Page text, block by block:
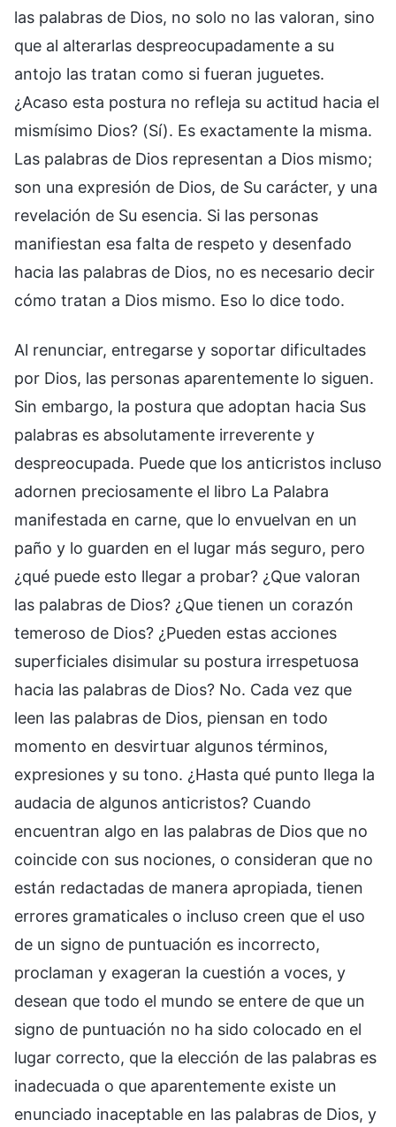
las palabras de Dios, no solo no las valoran, sino
que al alterarlas despreocupadamente a su
antojo las tratan como si fueran juguetes.
¿Acaso esta postura no refleja su actitud hacia el
mismísimo Dios? (Sí). Es exactamente la misma.
Las palabras de Dios representan a Dios mismo;
son una expresión de Dios, de Su carácter, y una
revelación de Su esencia. Si las personas
manifiestan esa falta de respeto y desenfado
hacia las palabras de Dios, no es necesario decir
cómo tratan a Dios mismo. Eso lo dice todo.
Al renunciar, entregarse y soportar dificultades
por Dios, las personas aparentemente lo siguen.
Sin embargo, la postura que adoptan hacia Sus
palabras es absolutamente irreverente y
despreocupada. Puede que los anticristos incluso
adornen preciosamente el libro La Palabra
manifestada en carne, que lo envuelvan en un
paño y lo guarden en el lugar más seguro, pero
¿qué puede esto llegar a probar? ¿Que valoran
las palabras de Dios? ¿Que tienen un corazón
temeroso de Dios? ¿Pueden estas acciones
superficiales disimular su postura irrespetuosa
hacia las palabras de Dios? No. Cada vez que
leen las palabras de Dios, piensan en todo
momento en desvirtuar algunos términos,
expresiones y su tono. ¿Hasta qué punto llega la
audacia de algunos anticristos? Cuando
encuentran algo en las palabras de Dios que no
coincide con sus nociones, o consideran que no
están redactadas de manera apropiada, tienen
errores gramaticales o incluso creen que el uso
de un signo de puntuación es incorrecto,
proclaman y exageran la cuestión a voces, y
desean que todo el mundo se entere de que un
signo de puntuación no ha sido colocado en el
lugar correcto, que la elección de las palabras es
inadecuada o que aparentemente existe un
enunciado inaceptable en las palabras de Dios, y